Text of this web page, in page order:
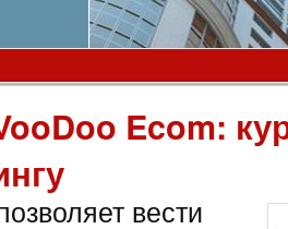
Ecom:
вести